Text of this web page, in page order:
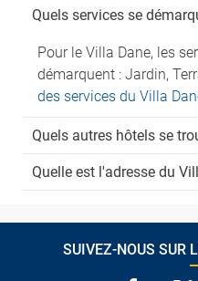
Quels services se
Pour le Villa Dane, les
démarquent : Jardin,
des services du Villa
Quels autres hôtels se
Quelle est l'adresse du
SUIVEZ-NOUS SUR